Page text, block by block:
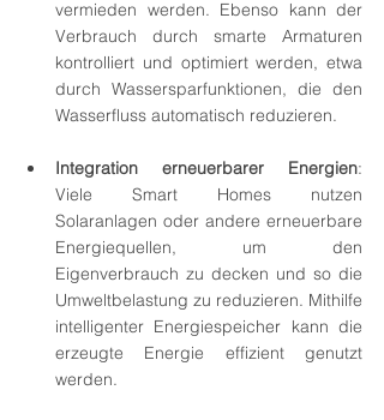
vermieden werden. Ebenso kann der
Verbrauch durch smarte Armaturen
kontrolliert und optimiert werden, etwa
durch Wassersparfunktionen, die den
Wasserfluss automatisch reduzieren.
Integration erneuerbarer Energien:
Viele Smart Homes nutzen
Solaranlagen oder andere erneuerbare
Energiequellen, um den
Eigenverbrauch zu decken und so die
Umweltbelastung zu reduzieren. Mithilfe
intelligenter Energiespeicher kann die
erzeugte Energie effizient genutzt
werden.